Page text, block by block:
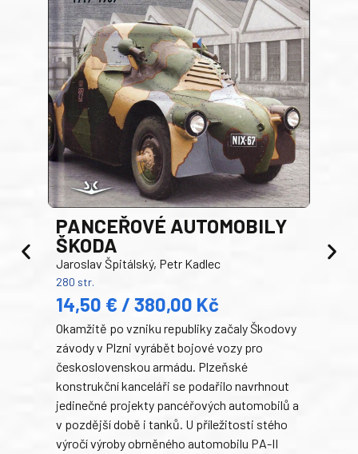
PANCEŘOVÉ AUTOMOBILY
ŠKODA
Jaroslav Špitálský, Petr Kadlec
280 str.
14,50 € / 380,00 Kč
Okamžitě po vzniku republiky začaly Škodovy
závody v Plzni vyrábět bojové vozy pro
československou armádu. Plzeňské
konstrukční kanceláři se podařilo navrhnout
jedinečné projekty pancéřových automobilů a
v pozdější době i tanků. U příležitosti stého
výročí výroby obrněného automobilu PA-II